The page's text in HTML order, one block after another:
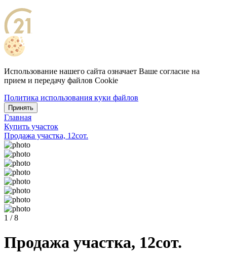
Использование нашего сайта означает Ваше согласие на
прием и передачу файлов Cookie
Политика использования куки файлов
Принять
Главная
Купить участок
Продажа участка, 12сот.
1 / 8
Продажа участка, 12сот.